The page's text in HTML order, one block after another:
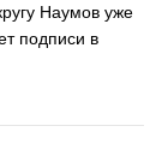
Наумов уже
подписи в